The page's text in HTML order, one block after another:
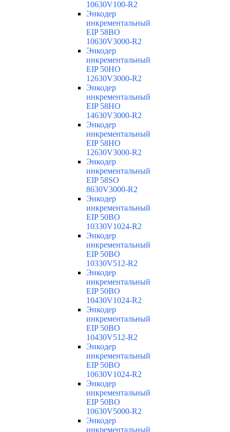
10630V100-R2
Энкодер
инкрементальный
EIP 58BO
10630V3000-R2
Энкодер
инкрементальный
EIP 50HO
12630V3000-R2
Энкодер
инкрементальный
EIP 58HO
14630V3000-R2
Энкодер
инкрементальный
EIP 58HO
12630V3000-R2
Энкодер
инкрементальный
EIP 58SO
8630V3000-R2
Энкодер
инкрементальный
EIP 50BO
10330V1024-R2
Энкодер
инкрементальный
EIP 50BO
10330V512-R2
Энкодер
инкрементальный
EIP 50BO
10430V1024-R2
Энкодер
инкрементальный
EIP 50BO
10430V512-R2
Энкодер
инкрементальный
EIP 50BO
10630V1024-R2
Энкодер
инкрементальный
EIP 50BO
10630V5000-R2
Энкодер
инкрементальный